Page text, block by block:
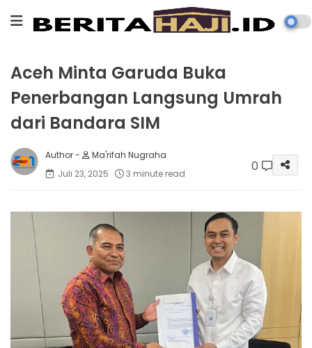
Aceh Minta Garuda Buka
Penerbangan Langsung Umrah
dari Bandara SIM
Ma'rifah Nugraha
Juli 23, 2025
3 minute read 0